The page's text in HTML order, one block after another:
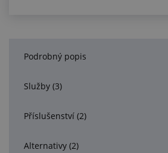
Podrobný popis
Služby (3)
Příslušenství (2)
Alternativy (2)